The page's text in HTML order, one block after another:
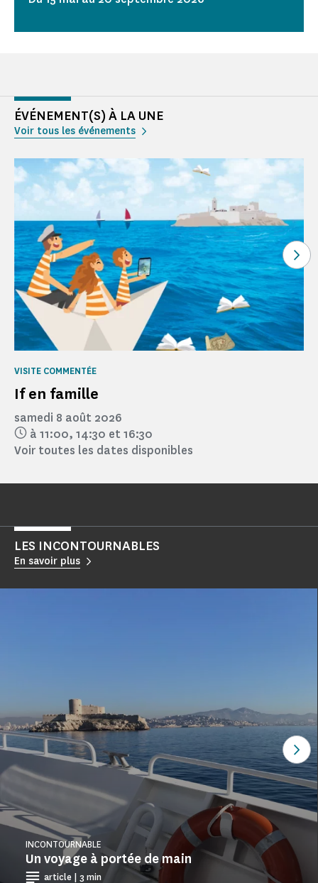
ÉVÉNEMENT(S) À LA UNE
Voir tous les événements
If en famille
VISITE COMMENTÉE
samedi 8 août 2026
à 11:00, 14:30 et 16:30
Voir toutes les dates disponibles
LES INCONTOURNABLES
En savoir plus
Un voyage à portée de main
INCONTOURNABLE
article | 3 min